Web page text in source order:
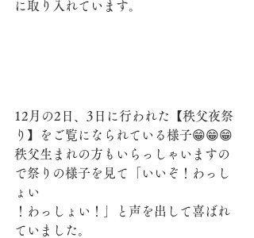
に取り入れています。
12月の2日、3日に行われた【秩父夜祭
り】をご覧になられている様子😁😁😁
秩父生まれの方もいらっしゃいますの
で祭りの様子を見て「いいぞ！わっし
ょい
！わっしょい！」と声を出して喜ばれ
ていました。